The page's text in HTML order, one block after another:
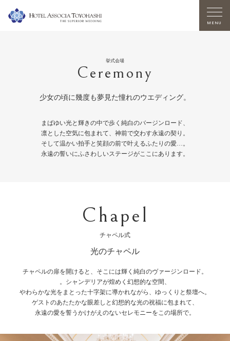
MENU
挙式会場
Ceremony
少女の頃に幾度も夢見た憧れのウエディング。
まばゆい光と輝きの中で歩く純白のバージンロード、
凛とした空気に包まれて、神前で交わす永遠の契り。
そして温かい拍手と笑顔の前で叶えるふたりの愛…。
永遠の誓いにふさわしいステージがここにあります。
Chapel
チャペル式
光のチャペル
チャペルの扉を開けると、そこには輝く純白のヴァージンロード。
。シャンデリアが煌めく幻想的な空間、
やわらかな光をまとった十字架に導かれながら、ゆっくりと祭壇へ。
ゲストのあたたかな眼差しと幻想的な光の祝福に包まれて、
永遠の愛を誓うかけがえのないセレモニーをこの場所で。